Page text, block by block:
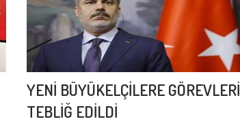
YENİ BÜYÜKELÇİLERE GÖREVLERİ
TEBLİĞ EDİLDİ